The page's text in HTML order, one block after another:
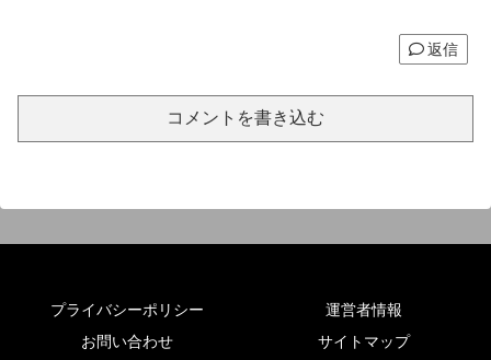
返信
コメントを書き込む
プライバシーポリシー
運営者情報
お問い合わせ
サイトマップ